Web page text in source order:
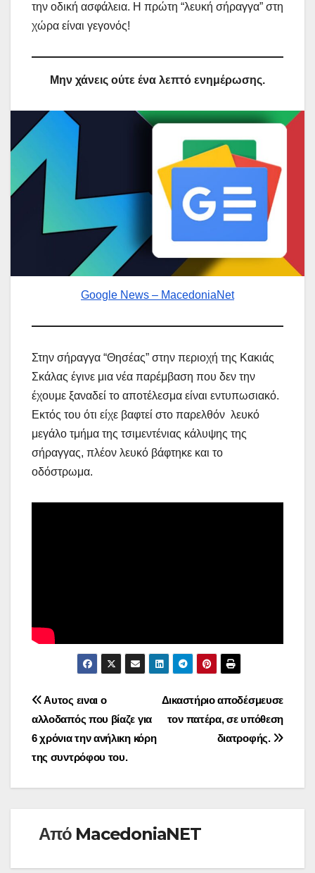
την οδική ασφάλεια. Η πρώτη “λευκή σήραγγα” στη
χώρα είναι γεγονός!
Μην χάνεις ούτε ένα λεπτό ενημέρωσης.
Google News – MacedoniaNet
Στην σήραγγα “Θησέας” στην περιοχή της Κακιάς
Σκάλας έγινε μια νέα παρέμβαση που δεν την
έχουμε ξαναδεί το αποτέλεσμα είναι εντυπωσιακό.
Εκτός του ότι είχε βαφτεί στο παρελθόν λευκό
μεγάλο τμήμα της τσιμεντένιας κάλυψης της
σήραγγας, πλέον λευκό βάφτηκε και το
οδόστρωμα.
Πλοήγηση
άρθρων
Δικαστήριο αποδέσμευσε
τον πατέρα, σε υπόθεση
διατροφής.
Αυτος ειναι ο
αλλοδαπός που βίαζε για
6 χρόνια την ανήλικη κόρη
της συντρόφου του.
Από MacedoniaNET